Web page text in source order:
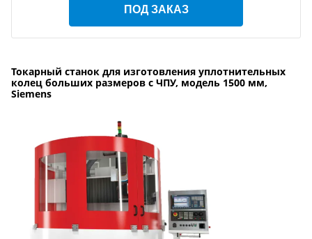
ПОД ЗАКАЗ
Токарный станок для изготовления уплотнительных
колец больших размеров с ЧПУ, модель 1500 мм,
Siemens